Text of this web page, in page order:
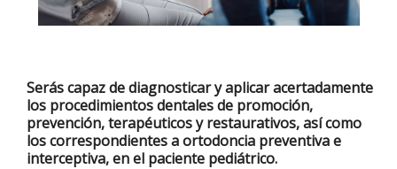
Serás capaz de diagnosticar y aplicar acertadamente
los procedimientos dentales de promoción,
prevención, terapéuticos y restaurativos, así como
los correspondientes a ortodoncia preventiva e
interceptiva, en el paciente pediátrico.